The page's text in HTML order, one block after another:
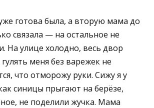
готова была, а вторую мама до
связала — на остальное не
На улице холодно, весь двор
меня без варежек не
что отморожу руки. Сижу я у
синицы прыгают на берёзе,
не поделили жучка. Мама